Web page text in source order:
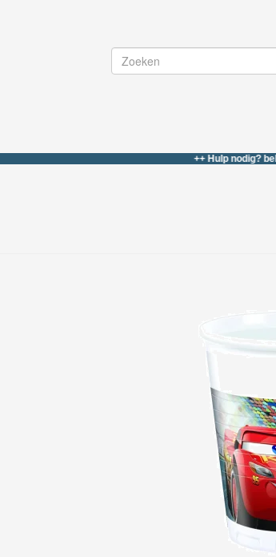
++ Hulp nodig? bel of